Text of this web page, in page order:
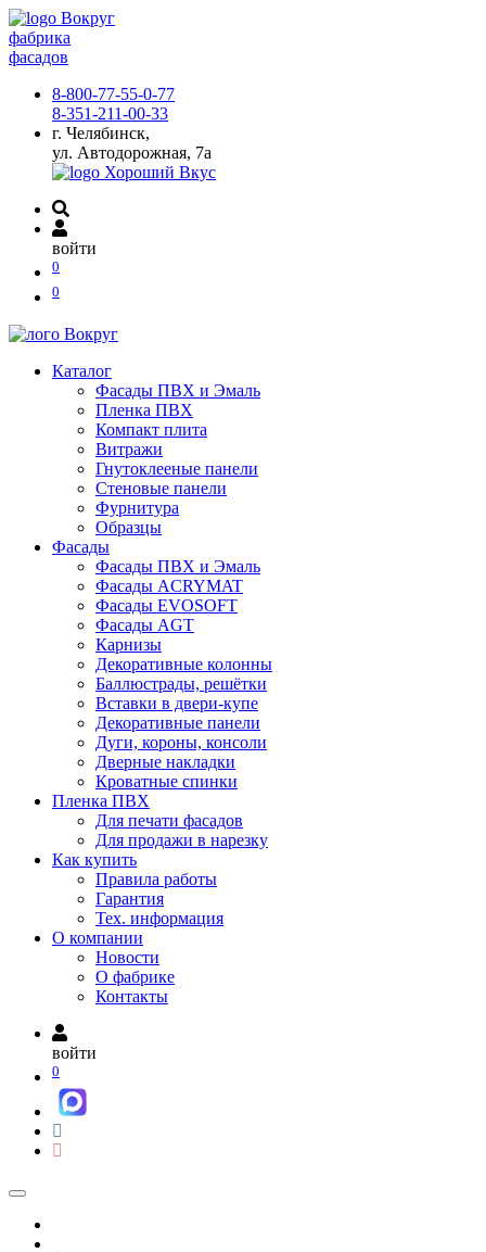
фабрика
фасадов
8-800-77-55-0-77
8-351-211-00-33
г. Челябинск,
ул. Автодорожная, 7а
войти
0
0
Каталог
Фасады ПВХ и Эмаль
Пленка ПВХ
Компакт плита
Витражи
Гнутоклееные панели
Стеновые панели
Фурнитура
Образцы
Фасады
Фасады ПВХ и Эмаль
Фасады ACRYMAT
Фасады EVOSOFT
Фасады AGT
Карнизы
Декоративные колонны
Баллюстрады, решётки
Вставки в двери-купе
Декоративные панели
Дуги, короны, консоли
Дверные накладки
Кроватные спинки
Пленка ПВХ
Для печати фасадов
Для продажи в нарезку
Как купить
Правила работы
Гарантия
Тех. информация
О компании
Новости
О фабрике
Контакты
войти
0